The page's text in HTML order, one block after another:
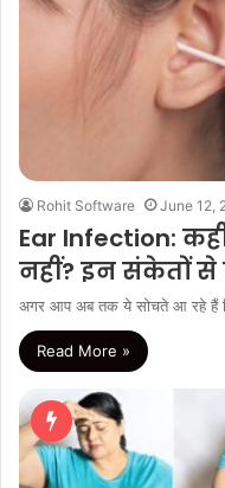
Rohit Software June 12,
Ear Infection:
नहीं? इन संकेतों से
अगर आप अब तक ये सोचते आ रहे हैं
Read More »